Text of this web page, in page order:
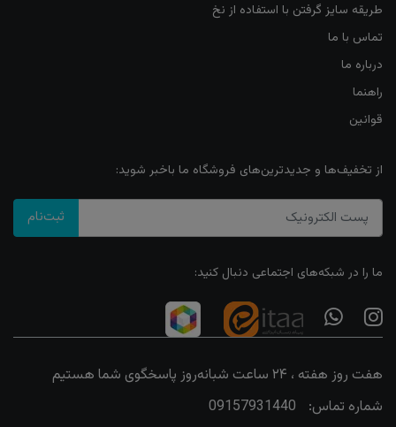
طریقه سایز گرفتن با استفاده از نخ
تماس با ما
درباره ما
راهنما
قوانین
از تخفیف‌ها و جدیدترین‌های فروشگاه ما باخبر شوید:
ثبت‌نام
ما را در شبکه‌های اجتماعی دنبال کنید:
هفت روز هفته ، ۲۴ ساعت شبانه‌روز پاسخگوی شما هستیم
شماره تماس:
09157931440